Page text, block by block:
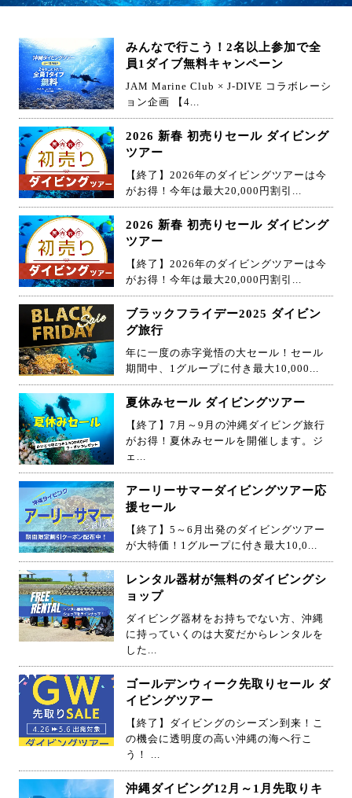
みんなで行こう！2名以上参加で全
員1ダイブ無料キャンペーン
JAM Marine Club × J-DIVE コラボレーシ
ョン企画 【4...
2026 新春 初売りセール ダイビング
ツアー
【終了】2026年のダイビングツアーは今
がお得！今年は最大20,000円割引...
2026 新春 初売りセール ダイビング
ツアー
【終了】2026年のダイビングツアーは今
がお得！今年は最大20,000円割引...
ブラックフライデー2025 ダイビン
グ旅行
年に一度の赤字覚悟の大セール！セール
期間中、1グループに付き最大10,000...
夏休みセール ダイビングツアー
【終了】7月～9月の沖縄ダイビング旅行
がお得！夏休みセールを開催します。ジ
ェ...
アーリーサマーダイビングツアー応
援セール
【終了】5～6月出発のダイビングツアー
が大特価！1グループに付き最大10,0...
レンタル器材が無料のダイビングシ
ョップ
ダイビング器材をお持ちでない方、沖縄
に持っていくのは大変だからレンタルを
した...
ゴールデンウィーク先取りセール ダ
イビングツアー
【終了】ダイビングのシーズン到来！こ
の機会に透明度の高い沖縄の海へ行こ
う！ ...
沖縄ダイビング12月～1月先取りキ